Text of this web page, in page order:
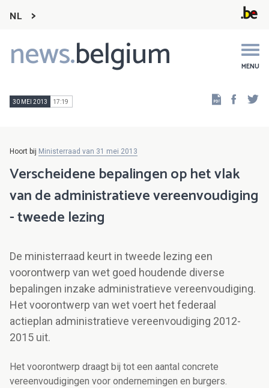
NL
news.belgium MENU
Main
navigation
30 MEI 2013 17:19
Hoort bij Ministerraad van 31 mei 2013
Verscheidene bepalingen op het vlak
van de administratieve vereenvoudiging
- tweede lezing
De ministerraad keurt in tweede lezing een
voorontwerp van wet goed houdende diverse
bepalingen inzake administratieve vereenvoudiging.
Het voorontwerp van wet voert het federaal
actieplan administratieve vereenvoudiging 2012-
2015 uit.
Het voorontwerp draagt bij tot een aantal concrete
vereenvoudigingen voor ondernemingen en burgers.